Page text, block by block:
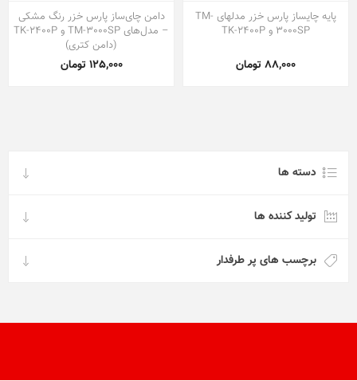
پایه چایساز پارس خزر مدلهای TM-
3000SP و TK-2400P
88,000 تومان
دامن چای‌ساز پارس خزر رنگ مشکی
– مدل‌های TM-3000SP و TK-2400P
(دامن کتری)
125,000 تومان
دسته ها
تولید کننده ها
برچسب های پر طرفدار